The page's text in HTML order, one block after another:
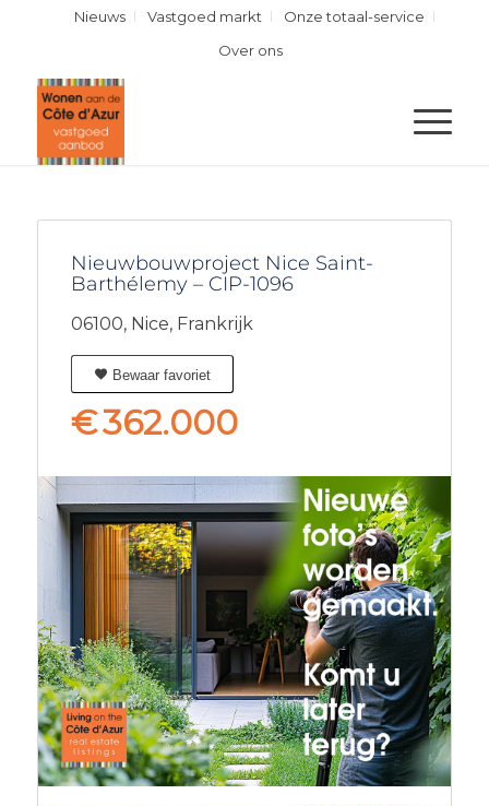
Nieuws Vastgoed markt
Onze totaal-service
Over ons
Nieuwbouwproject Nice Saint-
Barthélemy – CIP-1096
06100, Nice, Frankrijk
Bewaar favoriet
€362.000